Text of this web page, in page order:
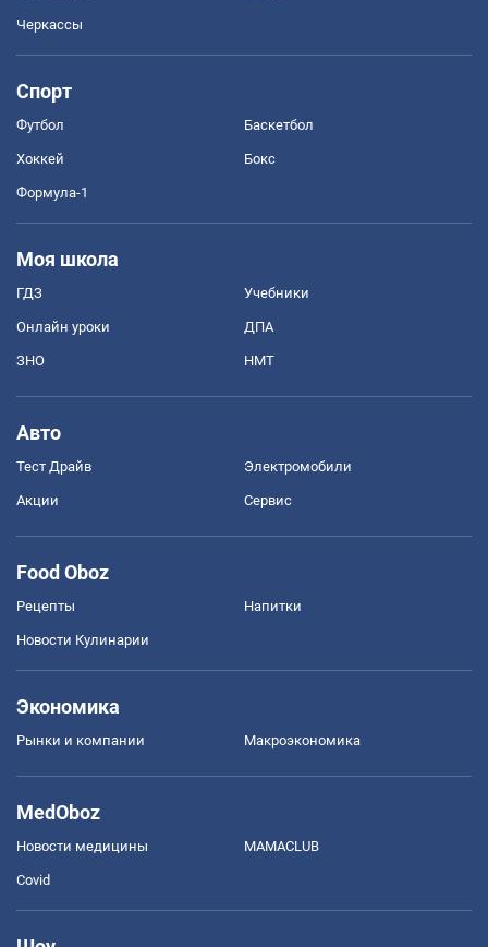
Черкассы
Спорт
Футбол Баскетбол
Хоккей Бокс
Формула-1
Моя школа
ГДЗ Учебники
Онлайн уроки ДПА
ЗНО НМТ
Авто
Тест Драйв Электромобили
Акции Сервис
Food Oboz
Рецепты Напитки
Новости Кулинарии
Экономика
Рынки и компании Mакроэкономика
MedOboz
Новости медицины MAMACLUB
Covid